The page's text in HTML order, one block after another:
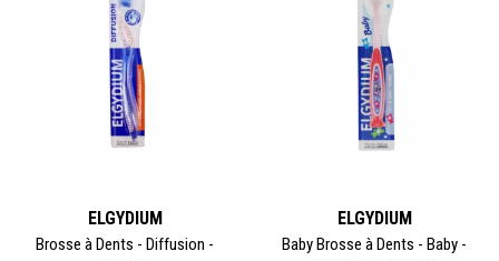
ELGYDIUM
Brosse à Dents - Diffusion -
ELGYDIUM
Baby Brosse à Dents - Baby -